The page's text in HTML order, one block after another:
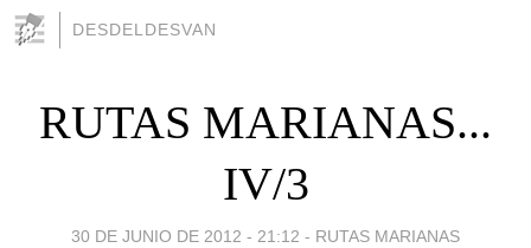
DESDELDESVAN
RUTAS MARIANAS...
IV/3
30 DE JUNIO DE 2012 - 21:12 - RUTAS MARIANAS